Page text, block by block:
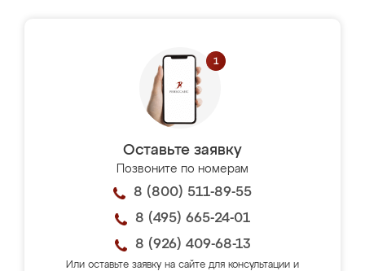
Оставьте заявку
Позвоните по номерам
8 (800) 511-89-55
8 (495) 665-24-01
8 (926) 409-68-13
Или оставьте заявку на сайте для консультации и